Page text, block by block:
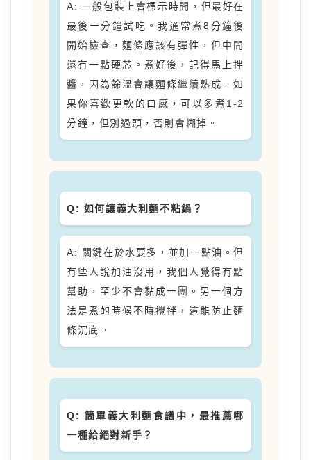
A: 一般包裝上會標示時間，但最好在
最後一分鐘試吃。我通常煮8分鐘後
開始檢查，麵條應該有彈性，但中間
還有一點硬芯。煮好後，記得馬上拌
醬，因為餘溫會讓麵條繼續熟成。如
果你喜歡更軟的口感，可以多煮1-2
分鐘，但別過頭，否則會糊掉。
Q: 如何讓義大利麵不粘鍋？
A: 關鍵在於水要多，並加一點油。但
有些人說加油沒用，我個人覺得有點
幫助，至少不會黏成一團。另一個方
法是煮的時候不時攪拌，這能防止麵
條沉底。
Q: 簡單義大利麵食譜中，最推薦哪
一種給絕對新手？